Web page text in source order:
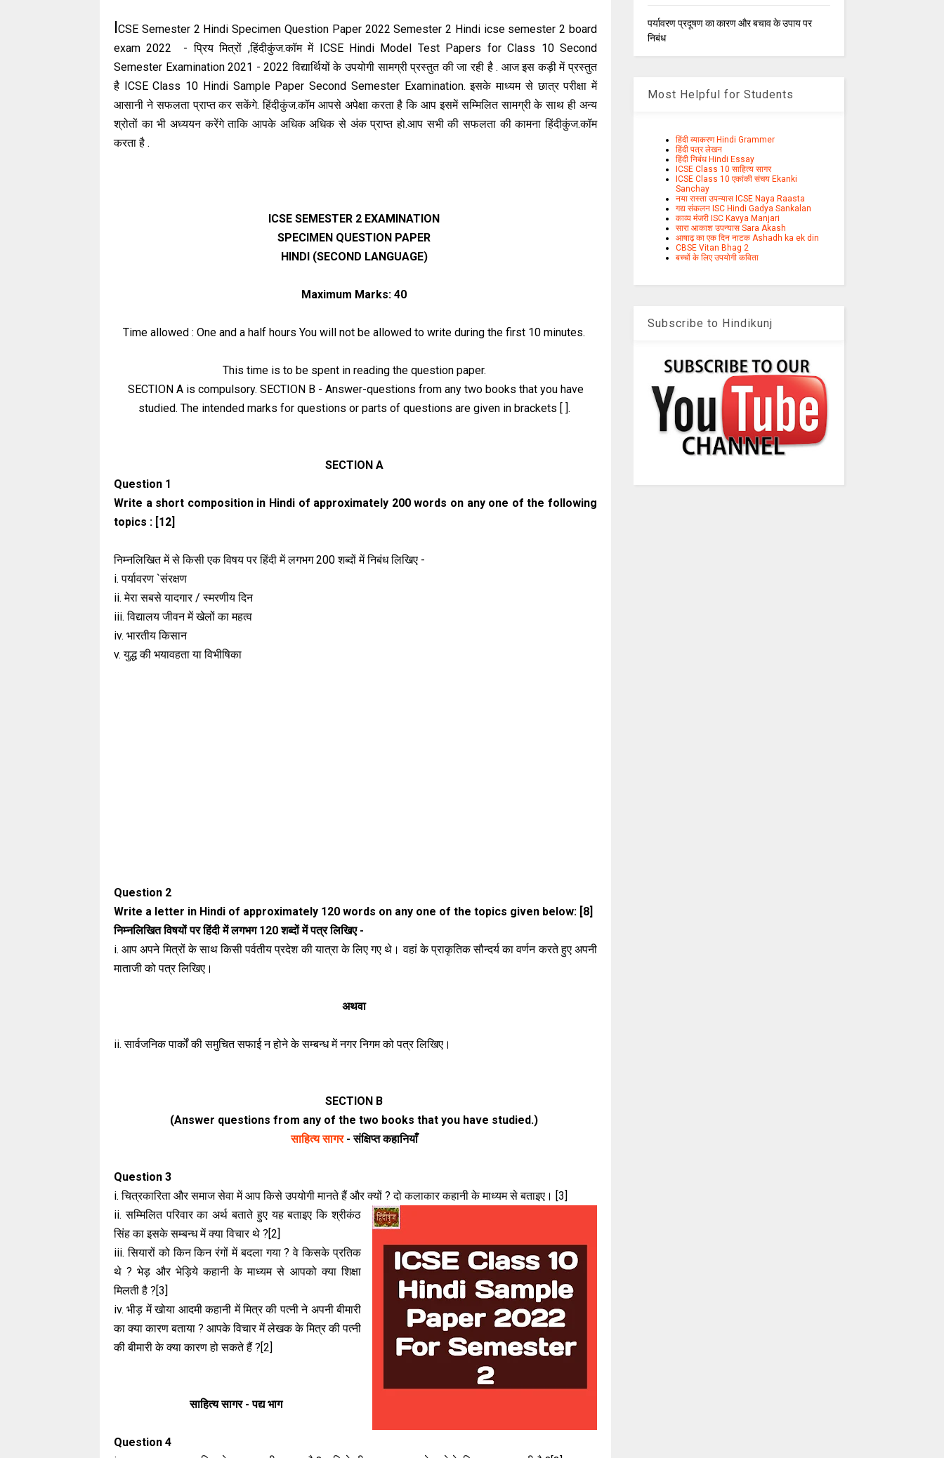
ICSE Semester 2 Hindi Specimen Question Paper 2022 Semester 2 Hindi icse semester 2 board
exam 2022 - प्रिय मित्रों ,हिंदीकुंज.कॉम में ICSE Hindi Model Test Papers for Class 10 Second
Semester Examination 2021 - 2022 विद्यार्थियों के उपयोगी सामग्री प्रस्तुत की जा रही है . आज इस कड़ी में प्रस्तुत
है ICSE Class 10 Hindi Sample Paper Second Semester Examination. इसके माध्यम से छात्र परीक्षा में
आसानी ने सफलता प्राप्त कर सकेंगे. हिंदीकुंज.कॉम आपसे अपेक्षा करता है कि आप इसमें सम्मिलित सामग्री के साथ ही अन्य
श्रोतों का भी अध्ययन करेंगे ताकि आपके अधिक अधिक से अंक प्राप्त हो.आप सभी की सफलता की कामना हिंदीकुंज.कॉम
करता है .
ICSE SEMESTER 2 EXAMINATION
SPECIMEN QUESTION PAPER
HINDI (SECOND LANGUAGE)
Maximum Marks: 40
Time allowed : One and a half hours You will not be allowed to write during the first 10 minutes.
This time is to be spent in reading the question paper.
SECTION A is compulsory. SECTION B - Answer-questions from any two books that you have
studied. The intended marks for questions or parts of questions are given in brackets [ ].
SECTION A
Question 1
Write a short composition in Hindi of approximately 200 words on any one of the following
topics : [12]
निम्नलिखित में से किसी एक विषय पर हिंदी में लगभग 200 शब्दों में निबंध लिखिए -
i. पर्यावरण `संरक्षण
ii. मेरा सबसे यादगार / स्मरणीय दिन
iii. विद्यालय जीवन में खेलों का महत्व
iv. भारतीय किसान
v. युद्ध की भयावहता या विभीषिका
Question 2
Write a letter in Hindi of approximately 120 words on any one of the topics given below: [8]
निम्नलिखित विषयों पर हिंदी में लगभग 120 शब्दों में पत्र लिखिए -
i. आप अपने मित्रों के साथ किसी पर्वतीय प्रदेश की यात्रा के लिए गए थे। वहां के प्राकृतिक सौन्दर्य का वर्णन करते हुए अपनी
माताजी को पत्र लिखिए।
अथवा
ii. सार्वजनिक पार्कों की समुचित सफाई न होने के सम्बन्ध में नगर निगम को पत्र लिखिए।
SECTION B
(Answer questions from any of the two books that you have studied.)
साहित्य सागर- संक्षिप्त कहानियाँ
Question 3
i. चित्रकारिता और समाज सेवा में आप किसे उपयोगी मानते हैं और क्यों ? दो कलाकार कहानी के माध्यम से बताइए। [3]
ii. सम्मिलित परिवार का अर्थ बताते हुए यह बताइए कि श्रीकंठ
सिंह का इसके सम्बन्ध में क्या विचार थे ?[2]
iii. सियारों को किन किन रंगों में बदला गया ? वे किसके प्रतिक
थे ? भेड़ और भेड़िये कहानी के माध्यम से आपको क्या शिक्षा
मिलती है ?[3]
iv. भीड़ में खोया आदमी कहानी में मित्र की पत्नी ने अपनी बीमारी
का क्या कारण बताया ? आपके विचार में लेखक के मित्र की पत्नी
की बीमारी के क्या कारण हो सकते हैं ?[2]
साहित्य सागर - पद्य भाग
Question 4
पर्यावरण प्रदूषण का कारण और बचाव के उपाय पर
निबंध
Most Helpful for Students
हिंदी व्याकरण Hindi Grammer
हिंदी पत्र लेखन
हिंदी निबंध Hindi Essay
ICSE Class 10 साहित्य सागर
ICSE Class 10 एकांकी संचय Ekanki
Sanchay
नया रास्ता उपन्यास ICSE Naya Raasta
गद्य संकलन ISC Hindi Gadya Sankalan
काव्य मंजरी ISC Kavya Manjari
सारा आकाश उपन्यास Sara Akash
आषाढ़ का एक दिन नाटक Ashadh ka ek din
CBSE Vitan Bhag 2
बच्चों के लिए उपयोगी कविता
Subscribe to Hindikunj